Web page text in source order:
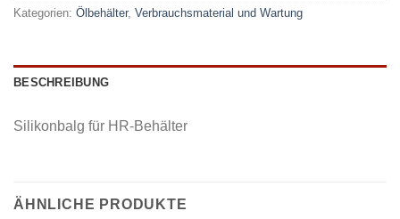
Kategorien: Ölbehälter, Verbrauchsmaterial und Wartung
BESCHREIBUNG
Silikonbalg für HR-Behälter
ÄHNLICHE PRODUKTE